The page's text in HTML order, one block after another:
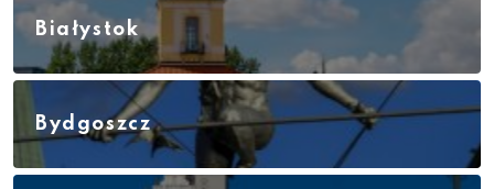
Białystok
Bydgoszcz